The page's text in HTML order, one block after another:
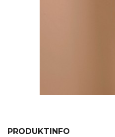
PRODUKTINFO